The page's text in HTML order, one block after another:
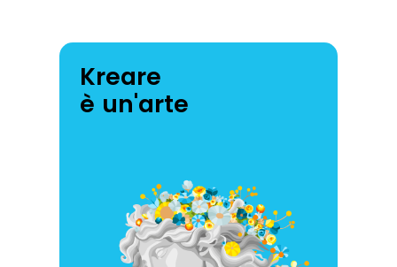
Kreare
è un'arte